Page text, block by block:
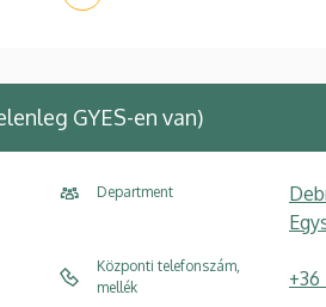
GYES-en van)
Department
Központi telefonszám,
mellék
+36